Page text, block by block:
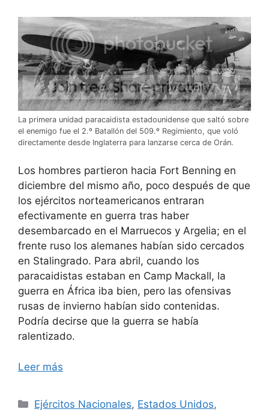
La primera unidad paracaidista estadounidense que saltó sobre
el enemigo fue el 2.º Batallón del 509.º Regimiento, que voló
directamente desde Inglaterra para lanzarse cerca de Orán.
Los hombres partieron hacia Fort Benning en
diciembre del mismo año, poco después de que
los ejércitos norteamericanos entraran
efectivamente en guerra tras haber
desembarcado en el Marruecos y Argelia; en el
frente ruso los alemanes habían sido cercados
en Stalingrado. Para abril, cuando los
paracaidistas estaban en Camp Mackall, la
guerra en África iba bien, pero las ofensivas
rusas de invierno habían sido contenidas.
Podría decirse que la guerra se había
ralentizado.
Leer más
Categorías
Ejércitos Nacionales, Estados Unidos,